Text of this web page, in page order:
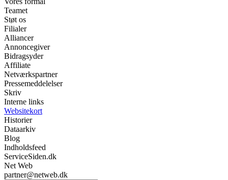
Teamet
Støt os
Filialer
Alliancer
Annoncegiver
Bidragsyder
Affiliate
Netværkspartner
Pressemeddelelser
Skriv
Interne links
Websitekort
Historier
Dataarkiv
Blog
Indholdsfeed
ServiceSiden.dk
Net Web
partner@netweb.dk